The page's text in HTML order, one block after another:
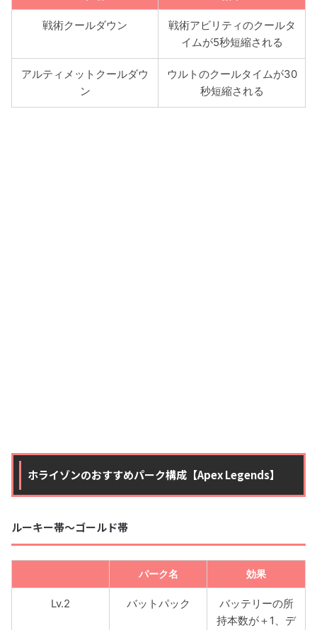
戦術クールダウン
戦術アビリティのクールタ
イムが5秒短縮される
アルティメットクールダウ
ン
ウルトのクールタイムが30
秒短縮される
ホライゾンのおすすめパーク構成【Apex Legends】
ルーキー帯〜ゴールド帯
パーク名 効果
Lv.2 バットパック
バッテリーの所
持本数が＋1、デ